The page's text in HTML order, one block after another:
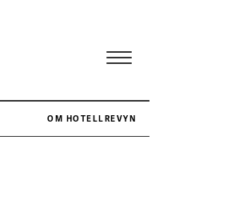
OM HOTELLREVYN